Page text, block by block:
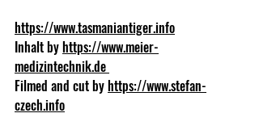
https://www.tasmaniantiger.info
Inhalt by https://www.meier-
medizintechnik.de
Filmed and cut by https://www.stefan-
czech.info